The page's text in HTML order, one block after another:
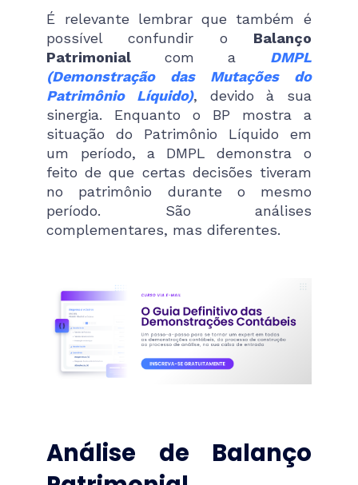
É relevante lembrar que também é
possível confundir o Balanço
Patrimonial com a DMPL
(Demonstração das Mutações do
Patrimônio Líquido), devido à sua
sinergia. Enquanto o BP mostra a
situação do Patrimônio Líquido em
um período, a DMPL demonstra o
feito de que certas decisões tiveram
no patrimônio durante o mesmo
período. São análises
complementares, mas diferentes.
Análise de Balanço